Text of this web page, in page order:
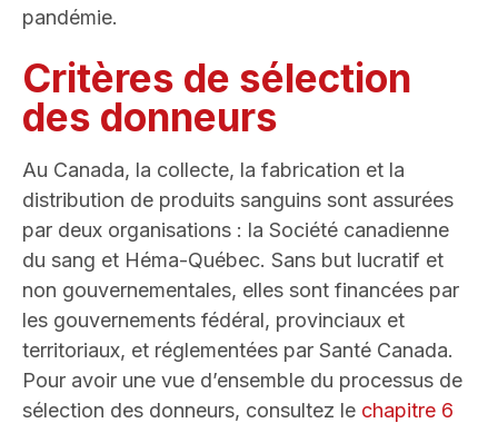
pandémie.
Critères de sélection
des donneurs
Au Canada, la collecte, la fabrication et la
distribution de produits sanguins sont assurées
par deux organisations : la Société canadienne
du sang et Héma-Québec. Sans but lucratif et
non gouvernementales, elles sont financées par
les gouvernements fédéral, provinciaux et
territoriaux, et réglementées par Santé Canada.
Pour avoir une vue d’ensemble du processus de
sélection des donneurs, consultez le chapitre 6